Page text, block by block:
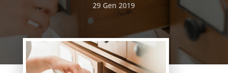
29 Gen 2019